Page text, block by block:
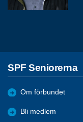
SPF Seniorerna
Om förbundet
Bli medlem